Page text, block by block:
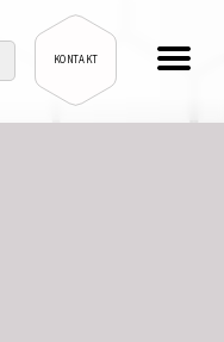
KONTAKT